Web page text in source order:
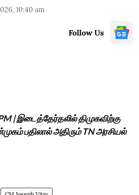
10:40 am
Follow Us
| இடைத்தேர்தலில் திமுகவிற்கு
பதிலால் அதிரும் TN அரசியல்